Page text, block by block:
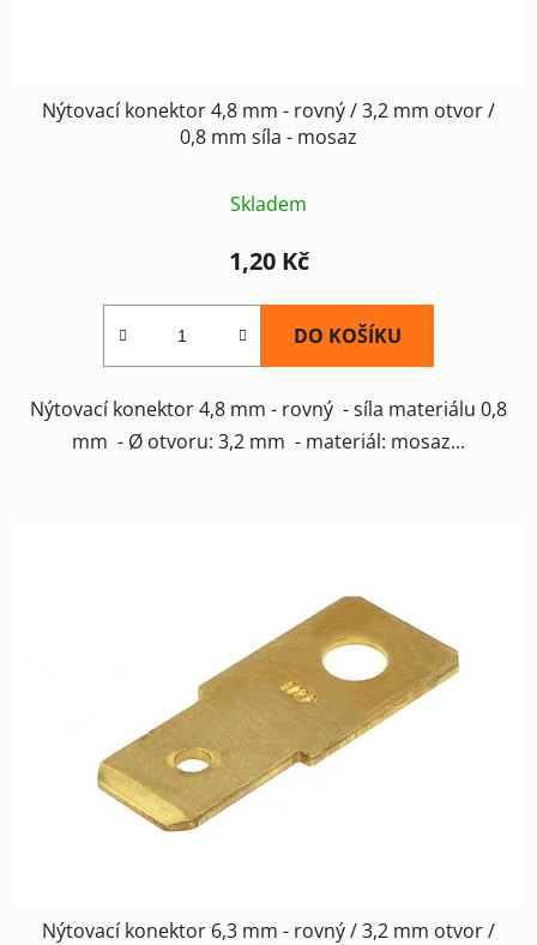
Nýtovací konektor 4,8 mm - rovný / 3,2 mm otvor /
0,8 mm síla - mosaz
Skladem
1,20 Kč
DO KOŠÍKU
Nýtovací konektor 4,8 mm - rovný - síla materiálu 0,8
mm - Ø otvoru: 3,2 mm - materiál: mosaz...
Nýtovací konektor 6,3 mm - rovný / 3,2 mm otvor /